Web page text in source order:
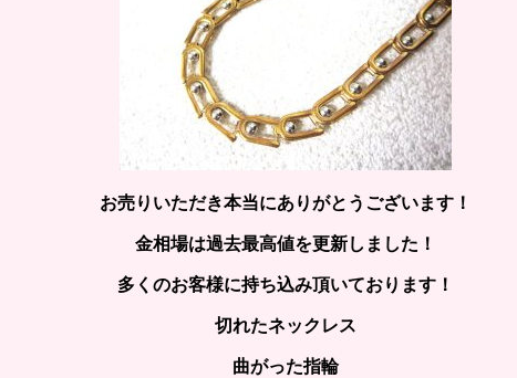
お売りいただき本当にありがとうございます！
金相場は過去最高値を更新しました！
多くのお客様に持ち込み頂いております！
切れたネックレス
曲がった指輪